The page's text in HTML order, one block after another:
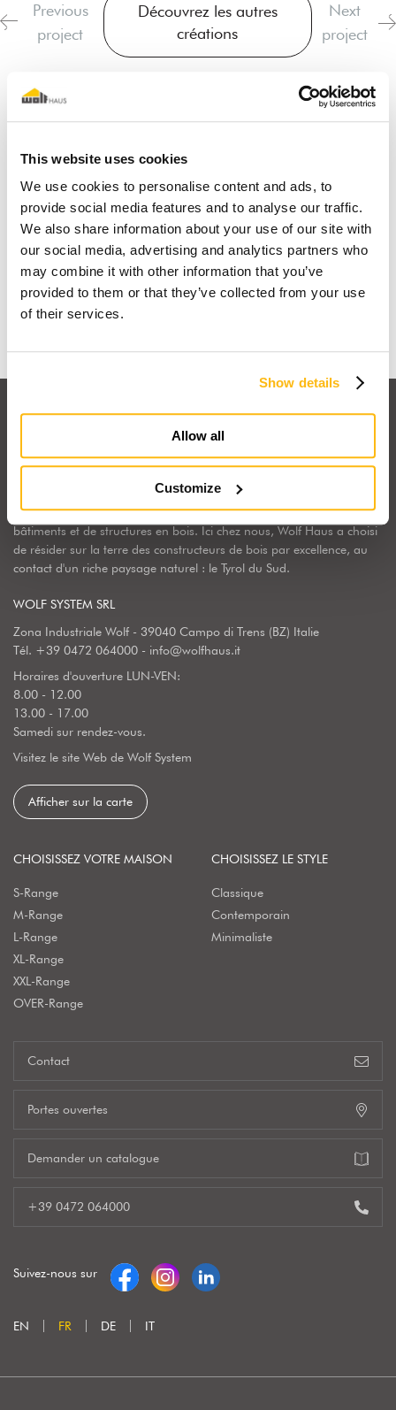
This website uses cookies
We use cookies to personalise content and ads, to
provide social media features and to analyse our traffic.
We also share information about your use of our site with
our social media, advertising and analytics partners who
may combine it with other information that you’ve
provided to them or that they’ve collected from your use
of their services.
Show details
Allow all
Customize
Previous
project
Découvrez les autres
créations
Next
project
Je rêve d'une maison en bois
Découvrir pourquoi
Wolf Haus Italia fait partie du Groupe International Wolf System,
une réalité industrielle leader en Europe dans la construction de
bâtiments et de structures en bois. Ici chez nous, Wolf Haus a choisi
de résider sur la terre des constructeurs de bois par excellence, au
contact d'un riche paysage naturel : le Tyrol du Sud.
WOLF SYSTEM SRL
Zona Industriale Wolf - 39040 Campo di Trens (BZ) Italie
Tél. +39 0472 064000 - info@wolfhaus.it
Horaires d'ouverture LUN-VEN:
8.00 - 12.00
13.00 - 17.00
Samedi sur rendez-vous.
Visitez le site Web de Wolf System
Afficher sur la carte
CHOISISSEZ VOTRE MAISON
S-Range
M-Range
L-Range
XL-Range
XXL-Range
OVER-Range
CHOISISSEZ LE STYLE
Classique
Contemporain
Minimaliste
Contact
Portes ouvertes
Demander un catalogue
+39 0472 064000
Suivez-nous sur
EN FR DE IT